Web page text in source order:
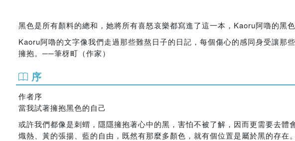
黑色是所有顏料的總和，她將所有喜怒哀樂都寫進了這一本，Kaoru阿嚕的黑
Kaoru阿嚕的文字像我們走過那些難熬日子的日記，每個傷心的感同身受讓那
擁抱。──筆枒町（作家）
序
作者序
當我試著擁抱黑色的自己
或許我們都像是刺蝟，隱隱擁抱著心中的黑，害怕不被了解，因而更需要去
熾熱、黃的張揚、藍的自由，既然有那麼多顏色，就有個位置是屬於黑的存